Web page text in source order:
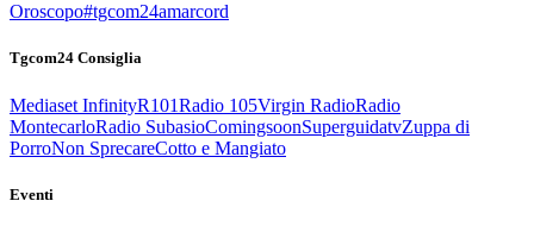
Oroscopo#tgcom24amarcord
Tgcom24 Consiglia
Mediaset InfinityR101Radio 105Virgin RadioRadio
MontecarloRadio SubasioComingsoonSuperguidatvZuppa di
PorroNon SprecareCotto e Mangiato
Eventi